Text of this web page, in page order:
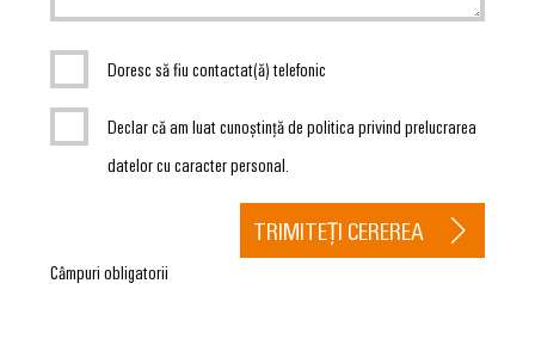
Doresc să fiu contactat(ă) telefonic
Declar că am luat cunoștință de politica privind prelucrarea
datelor cu caracter personal.
Câmpuri obligatorii
TRIMITEȚI CEREREA